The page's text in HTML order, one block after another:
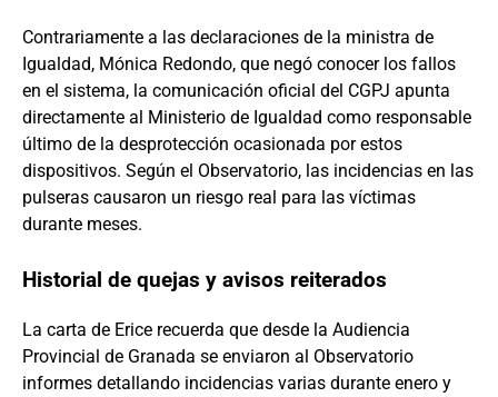
Contrariamente a las declaraciones de la ministra de
Igualdad, Mónica Redondo, que negó conocer los fallos
en el sistema, la comunicación oficial del CGPJ apunta
directamente al Ministerio de Igualdad como responsable
último de la desprotección ocasionada por estos
dispositivos. Según el Observatorio, las incidencias en las
pulseras causaron un riesgo real para las víctimas
durante meses.
Historial de quejas y avisos reiterados
La carta de Erice recuerda que desde la Audiencia
Provincial de Granada se enviaron al Observatorio
informes detallando incidencias varias durante enero y